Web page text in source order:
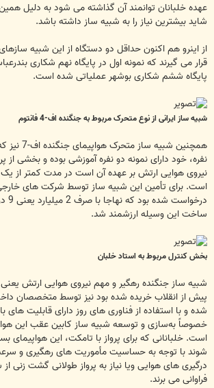
عهده خلبانان توانمند آن گذاشته می شود به دلیل
شاید بیشترین نیاز را به شبیه ساز داشته باشد.
از اینرو هم اکنون حداقل دو دستگاه از این شبیه سازهای
قرار می گیرند که نمونه اول در پایگاه نهم شکاری
پایگاه ششم شکاری بوشهر عملیاتی شده است.
شبیه ساز ایرانی از نوع متحرک مربوط به جنگنده اف-4 فانتوم
همچنین شبیه
نفره، خود دارای نمونه دو نفره آموزشی بوده و بخشی از
نیروی هوایی ارتش بر عهده آن است در مدت کمتر از
ساخت این وسیله ارزشمند شد.
بخش کنترل مربوط به استاد خلبان
پیش از انقلاب خریده شده بود نیز توسط متخصصان
شده و با استفاده از فناوری های روز دارای قابلیت های
خصوصاً به‌سازی و توسعه شبیه ساز کابین عقب این
است. خلبانانی که برای پرواز با تامکت، این هواپیمای
شوند با توجه به حساسیت مأموریت های رهگیری و
درگیری های هوایی ویا نیاز به پرواز طولانی گشت زنی
فراوانی می برند.